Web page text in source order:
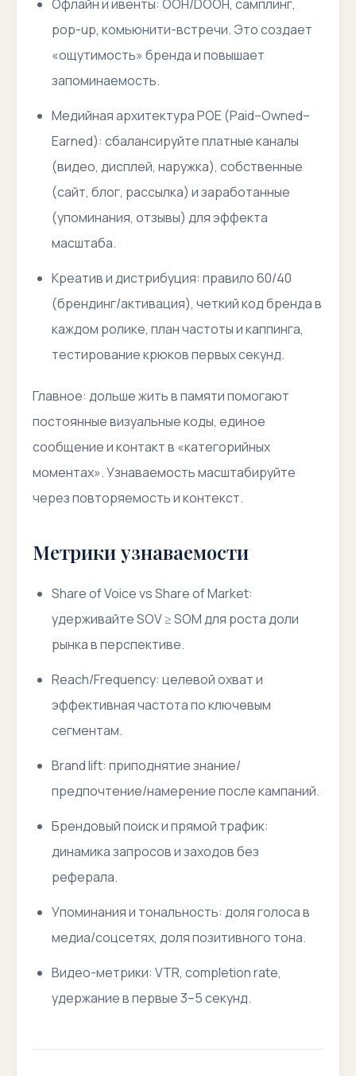
Офлайн и ивенты: OOH/DOOH, самплинг,
pop-up, комьюнити-встречи. Это создает
«ощутимость» бренда и повышает
запоминаемость.
Медийная архитектура POE (Paid–Owned–
Earned): сбалансируйте платные каналы
(видео, дисплей, наружка), собственные
(сайт, блог, рассылка) и заработанные
(упоминания, отзывы) для эффекта
масштаба.
Креатив и дистрибуция: правило 60/40
(брендинг/активация), четкий код бренда в
каждом ролике, план частоты и каппинга,
тестирование крюков первых секунд.
Главное: дольше жить в памяти помогают
постоянные визуальные коды, единое
сообщение и контакт в «категорийных
моментах». Узнаваемость масштабируйте
через повторяемость и контекст.
Метрики узнаваемости
Share of Voice vs Share of Market:
удерживайте SOV ≥ SOM для роста доли
рынка в перспективе.
Reach/Frequency: целевой охват и
эффективная частота по ключевым
сегментам.
Brand lift: приподнятие знание/
предпочтение/намерение после кампаний.
Брендовый поиск и прямой трафик:
динамика запросов и заходов без
реферала.
Упоминания и тональность: доля голоса в
медиа/соцсетях, доля позитивного тона.
Видео-метрики: VTR, completion rate,
удержание в первые 3–5 секунд.